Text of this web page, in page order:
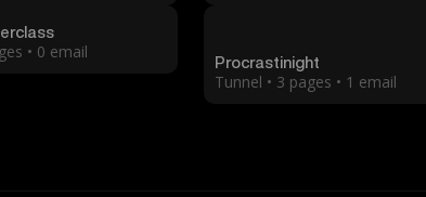
• 0 email
Procrastinight
Tunnel • 3 pages • 1 email